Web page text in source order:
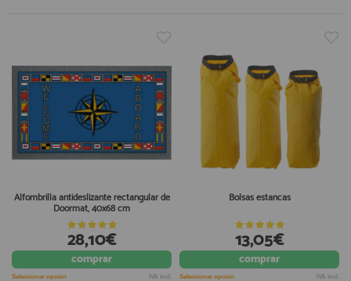
Alfombrilla antideslizante rectangular de
Doormat, 40x68 cm
28,10€
comprar
Seleccionar opción IVA incl.
Bolsas estancas
13,05€
comprar
Seleccionar opción IVA incl.